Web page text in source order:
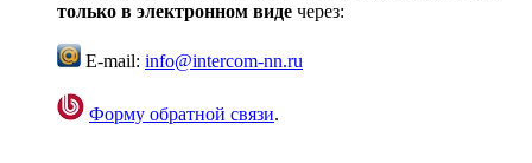
только в электронном виде через:
E-mail: info@intercom-nn.ru
Форму обратной связи.